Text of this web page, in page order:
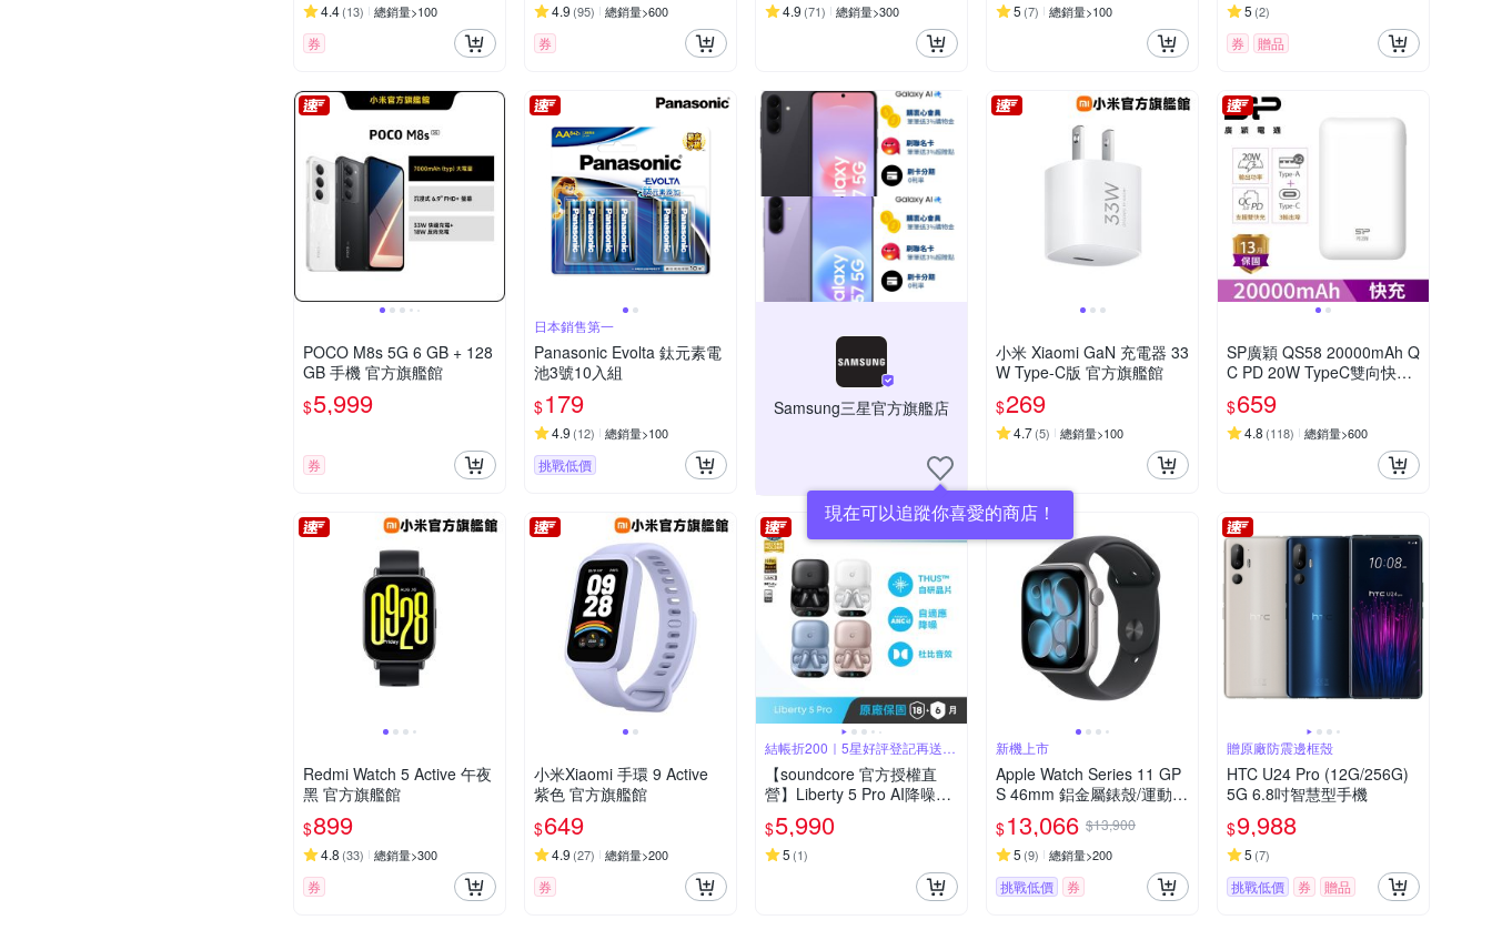
4.4(13) 總銷量>100
券
4.9 (95) 總銷量>600
券
4.9 (71) 總銷量>300 5 (7) 總銷量>100 5 (2)
券 贈品
POCO M8s 5G 6 GB + 128
GB 手機 官方旗艦館
$5,999
券
日本銷售第一
Panasonic Evolta 鈦元素電
池3號10入組
$179
4.9 (12) 總銷量>100
挑戰低價
Samsung三星官方旗艦店
現在可以追蹤你喜愛的商店！
小米 Xiaomi GaN 充電器 33
W Type-C版 官方旗艦館
$269
4.7(5) 總銷量>100
SP廣穎 QS58 20000mAh Q
C PD 20W TypeC雙向快充
行動電源_具Wh標示
$659
4.8 (118) 總銷量>600
Redmi Watch 5 Active 午夜
黑 官方旗艦館
$899
4.8 (33) 總銷量>300
券
小米Xiaomi 手環 9 Active
紫色 官方旗艦館
$649
4.9 (27) 總銷量>200
券
結帳折200｜5星好評登記再送
200
【soundcore 官方授權直
營】Liberty 5 Pro AI降噪真
無線藍牙耳機
$5,990
5 (1)
新機上市
Apple Watch Series 11 GP
S 46mm 鋁金屬錶殼/運動錶
$13,066 $13,900
5 (9) 總銷量>200
挑戰低價 券
贈原廠防震邊框殼
HTC U24 Pro (12G/256G)
5G 6.8吋智慧型手機
$9,988
5 (7)
挑戰低價 券 贈品